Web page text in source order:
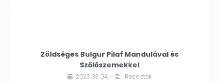
Zöldséges Bulgur Pilaf Mandulával és
Szőlőszemekkel
2023.03.04. • Receptek